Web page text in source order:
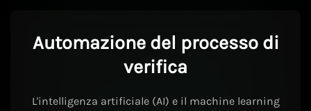
Automazione del processo di
verifica
L'intelligenza artificiale (AI) e il machine learning